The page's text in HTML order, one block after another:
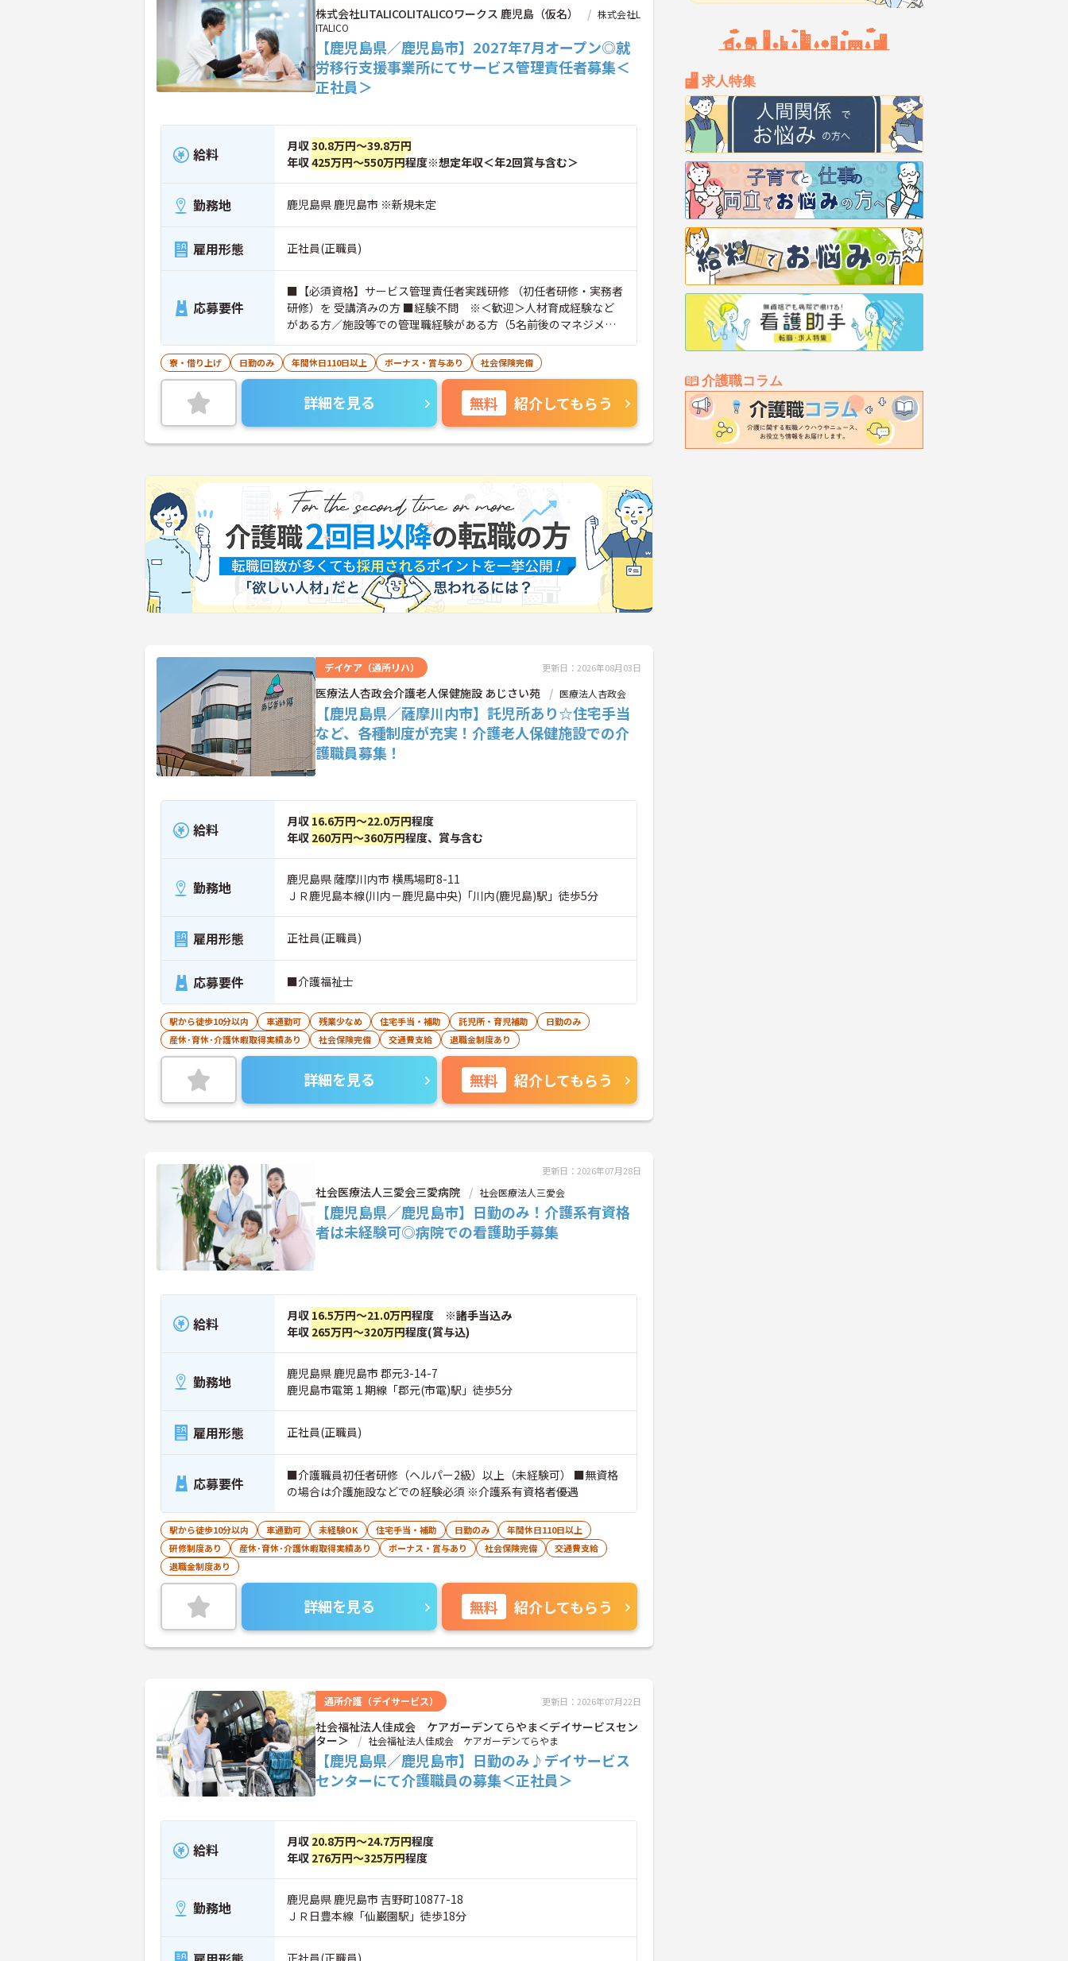
求人特集
介護職コラム
株式会社LITALICOLITALICOワークス 鹿児島（仮名）
株式会社L
ITALICO
【鹿児島県／鹿児島市】2027年7月オープン◎就
労移行支援事業所にてサービス管理責任者募集＜
正社員＞
給料 月収30.8万円～39.8万円
年収425万円～550万円程度※想定年収＜年2回賞与含む＞
勤務地 鹿児島県 鹿児島市 ※新規未定
雇用形態 正社員(正職員)
応募要件
■【必須資格】サービス管理責任者実践研修 （初任者研修・実務者
研修）を 受講済みの方 ■経験不問 ※＜歓迎＞人材育成経験など
がある方／施設等での管理職経験がある方（5名前後のマネジメン
ト）
寮・借り上げ 日勤のみ 年間休日110日以上 ボーナス・賞与あり 社会保険完備
詳細を見る 無料 紹介してもらう
デイケア（通所リハ） 更新日：2026年08月03日
医療法人杏政会介護老人保健施設 あじさい苑 医療法人杏政会
【鹿児島県／薩摩川内市】託児所あり☆住宅手当
など、各種制度が充実！介護老人保健施設での介
護職員募集！
給料 月収 16.6万円～22.0万円程度
年収 260万円～360万円程度、賞与含む
勤務地
鹿児島県 薩摩川内市 横馬場町8-11
ＪＲ鹿児島本線(川内－鹿児島中央)「川内(鹿児島)駅」徒歩5分
雇用形態 正社員(正職員)
応募要件 ■介護福祉士
駅から徒歩10分以内 車通勤可 残業少なめ 住宅手当・補助 託児所・育児補助
日勤のみ
産休･育休･介護休暇取得実績あり
社会保険完備 交通費支給 退職金制度あり
詳細を見る 無料 紹介してもらう
更新日：2026年07月28日
社会医療法人三愛会三愛病院 社会医療法人三愛会
【鹿児島県／鹿児島市】日勤のみ！介護系有資格
者は未経験可◎病院での看護助手募集
給料 月収 16.5万円～21.0万円程度 ※諸手当込み
年収 265万円～320万円程度(賞与込)
勤務地
鹿児島県 鹿児島市 郡元3-14-7
鹿児島市電第１期線「郡元(市電)駅」徒歩5分
雇用形態 正社員(正職員)
応募要件
■介護職員初任者研修（ヘルパー2級）以上（未経験可） ■無資格
の場合は介護施設などでの経験必須 ※介護系有資格者優遇
駅から徒歩10分以内 車通勤可 未経験OK 住宅手当・補助 日勤のみ
年間休日110日以上
研修制度あり
産休･育休･介護休暇取得実績あり ボーナス・賞与あり 社会保険完備
交通費支給
退職金制度あり
詳細を見る 無料 紹介してもらう
通所介護（デイサービス） 更新日：2026年07月22日
社会福祉法人佳成会 ケアガーデンてらやま＜デイサービスセン
ター＞
社会福祉法人佳成会 ケアガーデンてらやま
【鹿児島県／鹿児島市】日勤のみ♪デイサービス
センターにて介護職員の募集＜正社員＞
給料 月収 20.8万円～24.7万円程度
年収 276万円～325万円程度
勤務地
鹿児島県 鹿児島市 吉野町10877-18
ＪＲ日豊本線「仙巌園駅」徒歩18分